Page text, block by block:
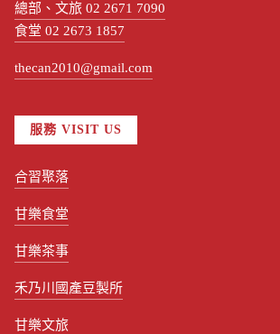
總部、文旅 02 2671 7090
食堂 02 2673 1857
thecan2010@gmail.com
服務 VISIT US
合習聚落
甘樂食堂
甘樂茶事
禾乃川國產豆製所
甘樂文旅